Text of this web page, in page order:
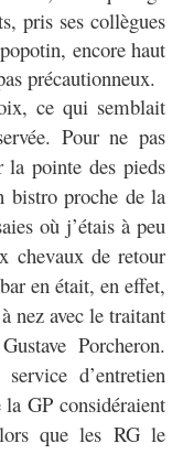
pris ses collègues
encore haut
précautionneux.
ce qui semblait
Pour ne pas
la pointe des pieds
bistro proche de la
où j’étais à peu
chevaux de retour
en était, en effet,
nez avec le traitant
Gustave Porcheron.
d’entretien
GP considéraient
que les RG le